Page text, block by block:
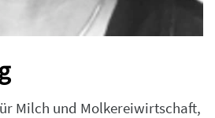
Milch und Molkereiwirtschaft,